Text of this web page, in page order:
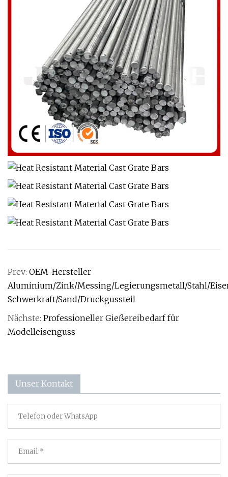
Prev: OEM-Hersteller
Aluminium/Zink/Messing/Legierungsmetall/Stahl/
Schwerkraft/Sand/Druckgussteil
Nächste: Professioneller Gießereibedarf für
Modelleisenguss
Unser Kontakt